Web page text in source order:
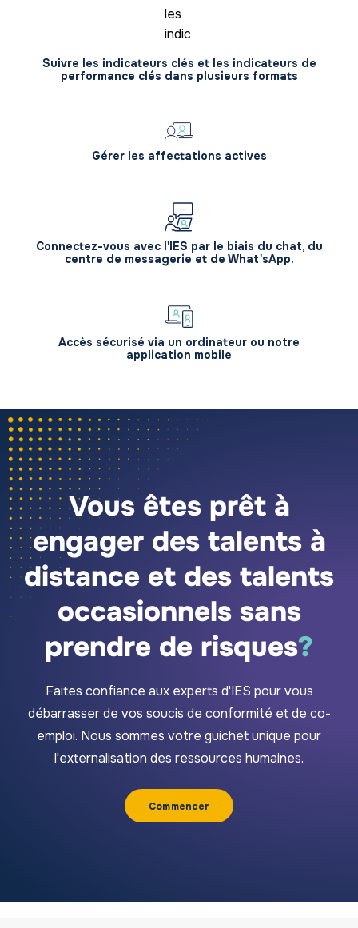
Suivre les indicateurs clés et les indicateurs de
performance clés dans plusieurs formats
Gérer les affectations actives
Connectez-vous avec l'IES par le biais du chat, du
centre de messagerie et de What'sApp.
Accès sécurisé via un ordinateur ou notre
application mobile
Vous êtes prêt à
engager des talents à
distance et des talents
occasionnels sans
prendre de risques?
Faites confiance aux experts d'IES pour vous
débarrasser de vos soucis de conformité et de co-
emploi. Nous sommes votre guichet unique pour
l'externalisation des ressources humaines.
Commencer